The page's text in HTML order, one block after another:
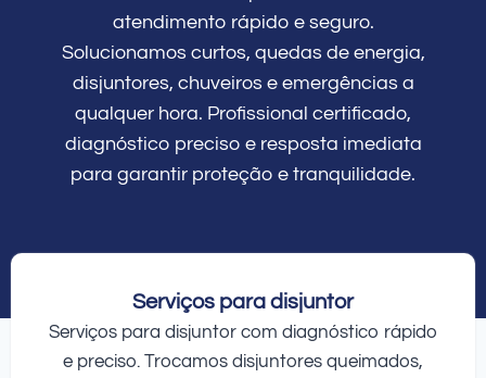
atendimento rápido e seguro.
Solucionamos curtos, quedas de energia,
disjuntores, chuveiros e emergências a
qualquer hora. Profissional certificado,
diagnóstico preciso e resposta imediata
para garantir proteção e tranquilidade.
Serviços para disjuntor
Serviços para disjuntor com diagnóstico rápido
e preciso. Trocamos disjuntores queimados,